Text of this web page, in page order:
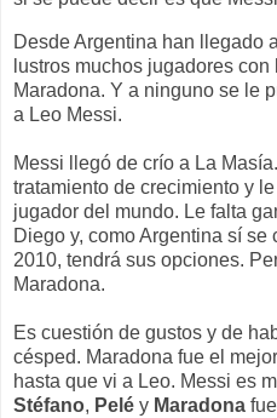
Desde Argentina han llegado
lustros muchos jugadores
Maradona. Y a ninguno se le
a Leo Messi.
Messi llegó de crío a La
tratamiento de crecimiento y
jugador del mundo. Le falta
Diego y, como Argentina sí se
2010, tendrá sus opciones.
Maradona.
Es cuestión de gustos y de
césped. Maradona fue el
hasta que vi a Leo. Messi es
Stéfano, Pelé y Maradona